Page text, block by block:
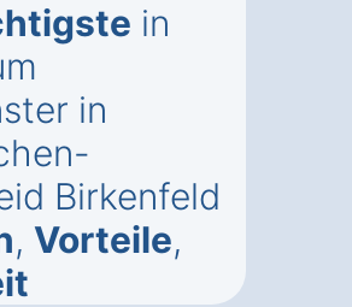
in
in
Birkenfeld
, Vorteile,